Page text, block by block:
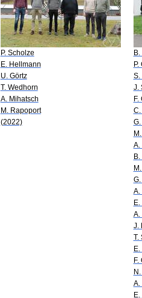
P. Scholze
E. Hellmann
U. Görtz
T. Wedhorn
A. Mihatsch
M. Rapoport
(2022)
P.
S.
J.
F.
A.
A.
A.
J.
T.
F.
A.